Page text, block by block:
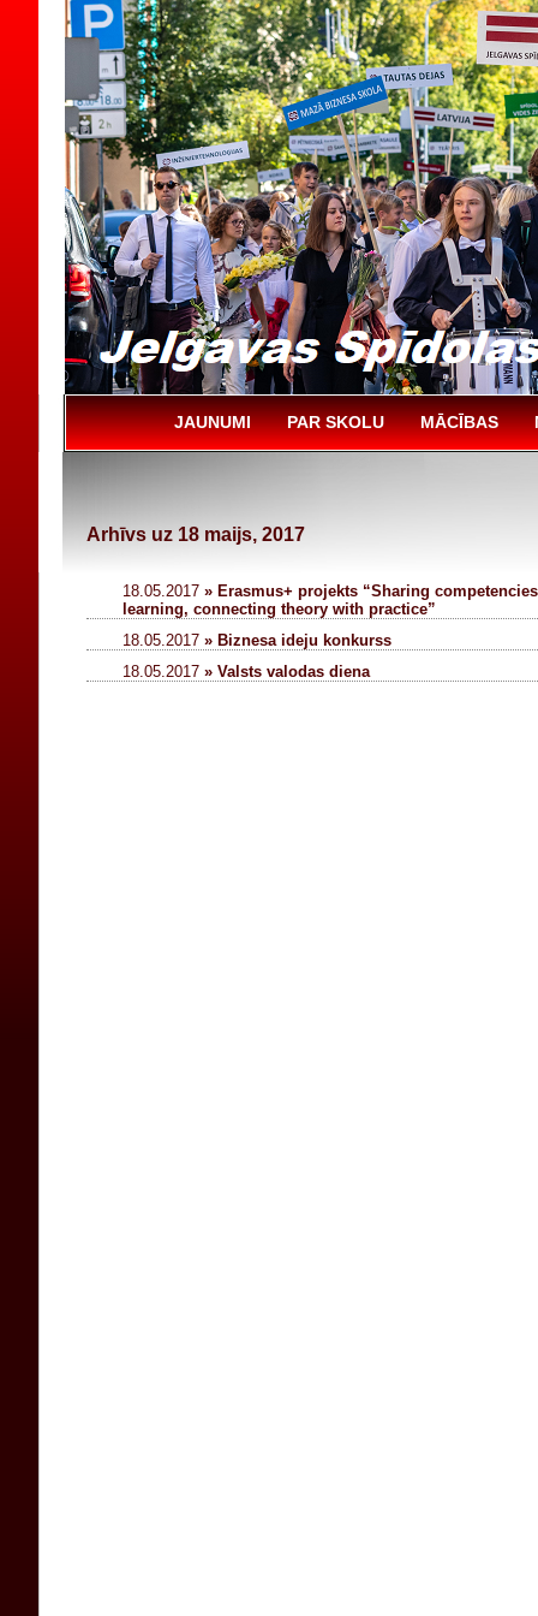
JAUNUMI PAR SKOLU MĀCĪBAS
Arhīvs uz 18 maijs, 2017
18.05.2017» Erasmus+ projekts “Sharing
learning, connecting theory with practice”
18.05.2017» Biznesa ideju konkurss
18.05.2017» Valsts valodas diena